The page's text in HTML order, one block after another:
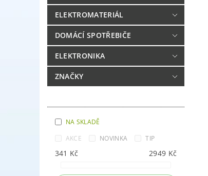
ELEKTROMATERIÁL
DOMÁCÍ SPOTŘEBIČE
ELEKTRONIKA
ZNAČKY
NA SKLADĚ
AKCE
NOVINKA TIP
341 Kč 2949 Kč